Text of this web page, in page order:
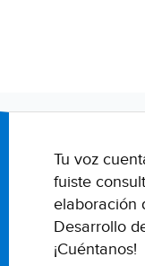
Tu voz
fuiste
elaboración
Desarrollo
¡Cuéntanos!